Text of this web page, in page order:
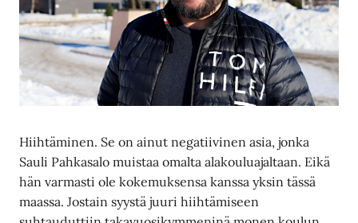
Hiihtäminen. Se on ainut negatiivinen asia, jonka
Sauli Pahkasalo muistaa omalta alakouluajaltaan. Eikä
hän varmasti ole kokemuksensa kanssa yksin tässä
maassa. Jostain syystä juuri hiihtämiseen